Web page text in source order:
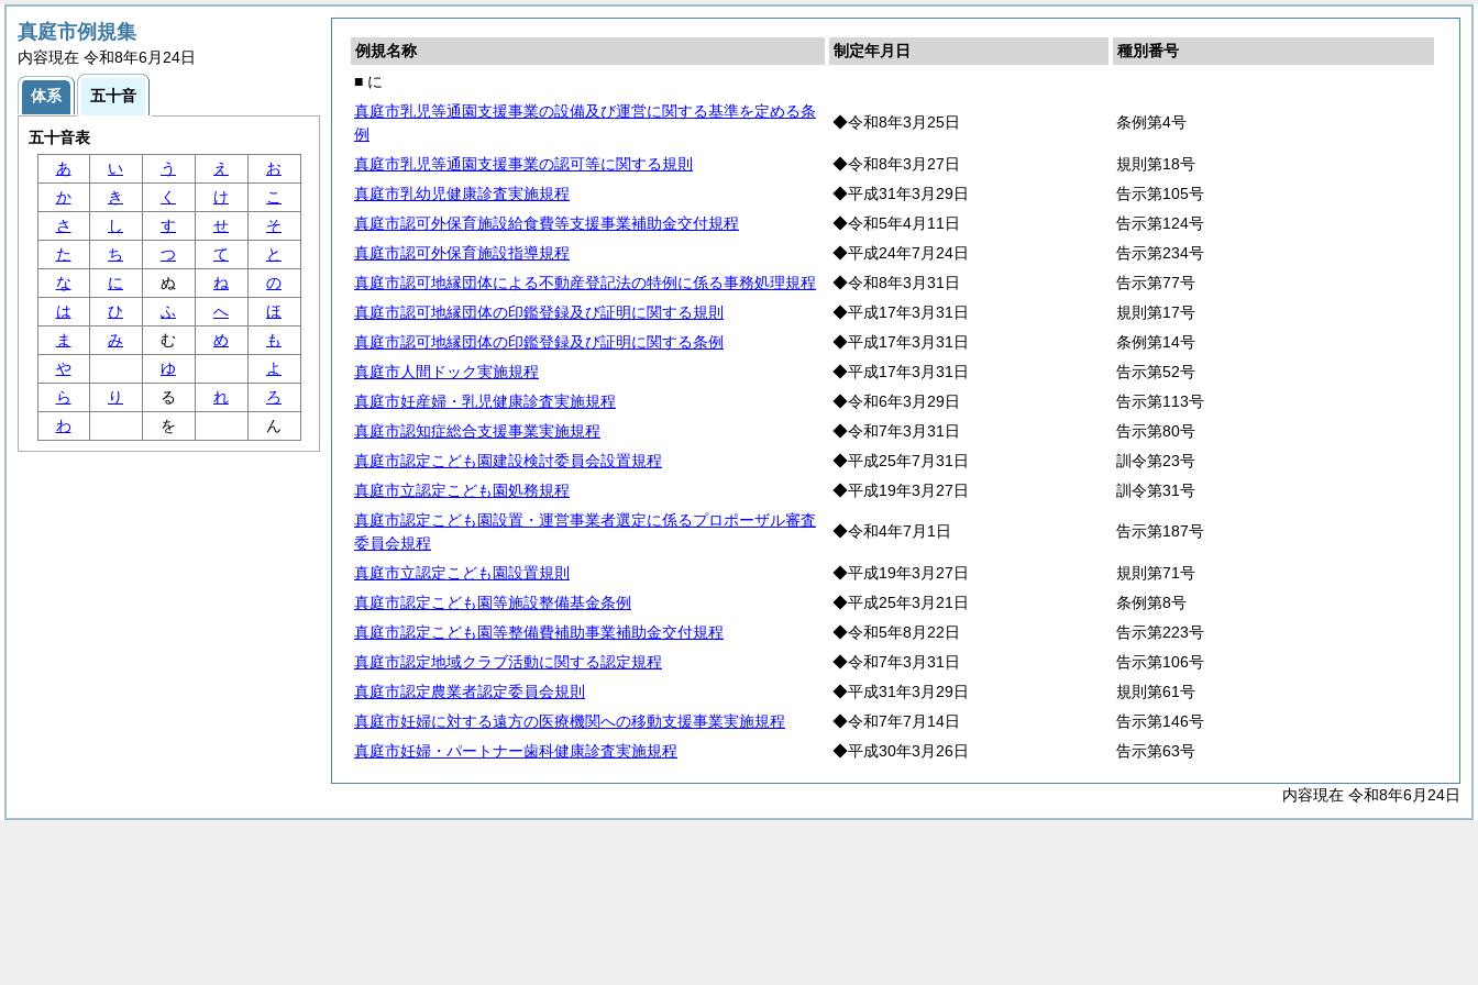
例規名称 制定年月日
種別番号
■ に
真庭市乳児等通園支援事業の設備及び運営に関する基準を定める条
例
◆令和8年3月25日 条例第4号
真庭市乳児等通園支援事業の認可等に関する規則 ◆令和8年3月27日
規則第18号
真庭市乳幼児健康診査実施規程
◆平成31年3月29日
告示第105号
真庭市認可外保育施設給食費等支援事業補助金交付規程
◆令和5年4月11日
告示第124号
真庭市認可外保育施設指導規程
◆平成24年7月24日
告示第234号
真庭市認可地縁団体による不動産登記法の特例に係る事務処理規程
◆令和8年3月31日
告示第77号
真庭市認可地縁団体の印鑑登録及び証明に関する規則
◆平成17年3月31日
規則第17号
真庭市認可地縁団体の印鑑登録及び証明に関する条例
◆平成17年3月31日
条例第14号
真庭市人間ドック実施規程
◆平成17年3月31日
告示第52号
真庭市妊産婦・乳児健康診査実施規程
◆令和6年3月29日
告示第113号
真庭市認知症総合支援事業実施規程
◆令和7年3月31日
告示第80号
真庭市認定こども園建設検討委員会設置規程
◆平成25年7月31日
訓令第23号
真庭市立認定こども園処務規程
◆平成19年3月27日
訓令第31号
真庭市認定こども園設置・運営事業者選定に係るプロポーザル審査
委員会規程
◆令和4年7月1日 告示第187号
真庭市立認定こども園設置規則 ◆平成19年3月27日
規則第71号
真庭市認定こども園等施設整備基金条例
◆平成25年3月21日
条例第8号
真庭市認定こども園等整備費補助事業補助金交付規程
◆令和5年8月22日
告示第223号
真庭市認定地域クラブ活動に関する認定規程
◆令和7年3月31日
告示第106号
真庭市認定農業者認定委員会規則
◆平成31年3月29日
規則第61号
真庭市妊婦に対する遠方の医療機関への移動支援事業実施規程
◆令和7年7月14日
告示第146号
真庭市妊婦・パートナー歯科健康診査実施規程
◆平成30年3月26日 告示第63号
内容現在 令和8年6月24日
真庭市例規集
内容現在 令和8年6月24日
体系 五十音
五十音表
あ
い う え
お
か
き く け
こ
さ
し す せ
そ
た
ち つ て
と
な
に ぬ ね
の
は
ひ ふ へ
ほ
ま
み む め
も
や
ゆ
よ
ら
り る れ
ろ
わ
を ん